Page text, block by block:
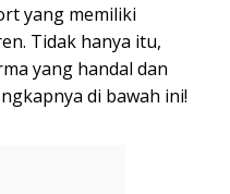
yang memiliki
Tidak hanya itu,
yang handal dan
di bawah ini!